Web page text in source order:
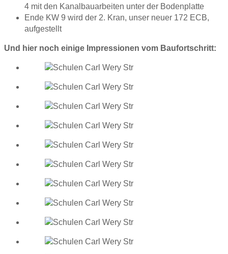
4 mit den Kanalbauarbeiten unter der Bodenplatte
Ende KW 9 wird der 2. Kran, unser neuer 172 ECB,
aufgestellt
Und hier noch einige Impressionen vom Baufortschritt: